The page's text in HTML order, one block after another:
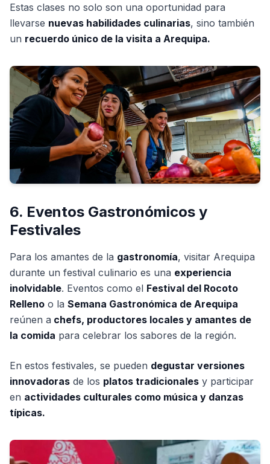
Estas clases no solo son una oportunidad para
llevarse nuevas habilidades culinarias, sino también
un recuerdo único de la visita a Arequipa.
6. Eventos Gastronómicos y
Festivales
Para los amantes de la gastronomía, visitar Arequipa
durante un festival culinario es una experiencia
inolvidable. Eventos como el Festival del Rocoto
Relleno o la Semana Gastronómica de Arequipa
reúnen a chefs, productores locales y amantes de
la comida para celebrar los sabores de la región.
En estos festivales, se pueden degustar versiones
innovadoras de los platos tradicionales y participar
en actividades culturales como música y danzas
típicas.